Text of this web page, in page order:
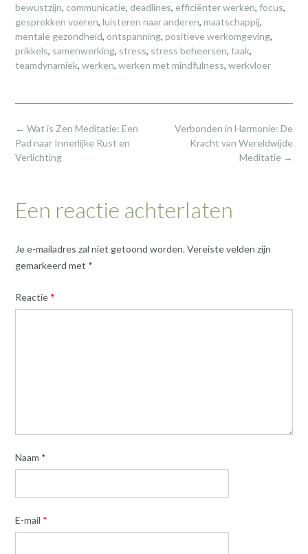
bewustzijn, communicatie, deadlines, efficiënter werken, focus,
gesprekken voeren, luisteren naar anderen, maatschappij,
mentale gezondheid, ontspanning, positieve werkomgeving,
prikkels, samenwerking, stress, stress beheersen, taak,
teamdynamiek, werken, werken met mindfulness, werkvloer
Post
navigation
Verbonden in Harmonie: De
Kracht van Wereldwijde
Meditatie →
← Wat is Zen Meditatie: Een
Pad naar Innerlijke Rust en
Verlichting
Een reactie achterlaten
Je e-mailadres zal niet getoond worden.Vereiste velden zijn
gemarkeerd met *
Reactie *
Naam *
E-mail *